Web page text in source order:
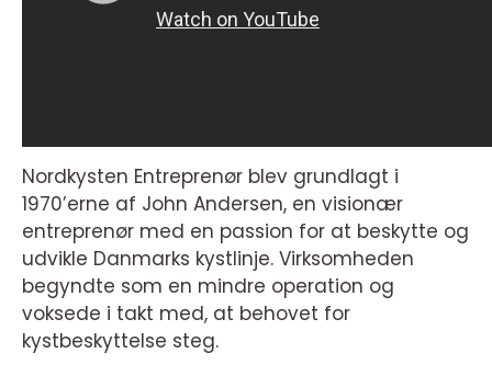
Nordkysten Entreprenør blev grundlagt i
1970’erne af John Andersen, en visionær
entreprenør med en passion for at beskytte og
udvikle Danmarks kystlinje. Virksomheden
begyndte som en mindre operation og
voksede i takt med, at behovet for
kystbeskyttelse steg.